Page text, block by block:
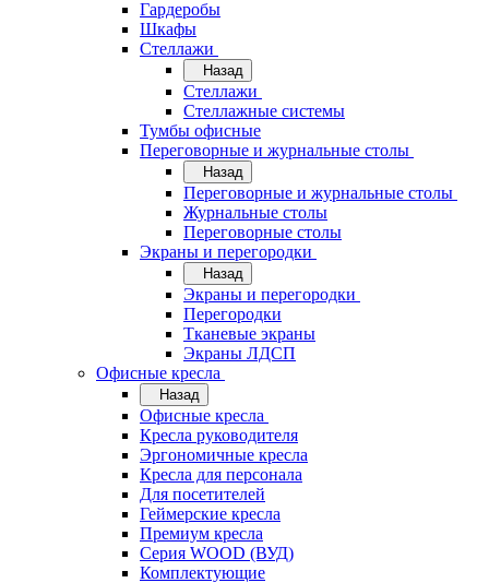
Гардеробы
Шкафы
Стеллажи
Назад
Стеллажи
Стеллажные системы
Тумбы офисные
Переговорные и журнальные столы
Назад
Переговорные и журнальные столы
Журнальные столы
Переговорные столы
Экраны и перегородки
Назад
Экраны и перегородки
Перегородки
Тканевые экраны
Экраны ЛДСП
Офисные кресла
Назад
Офисные кресла
Кресла руководителя
Эргономичные кресла
Кресла для персонала
Для посетителей
Геймерские кресла
Премиум кресла
Серия WOOD (ВУД)
Комплектующие